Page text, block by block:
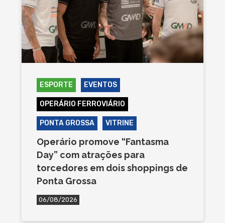
ESPORTE EVENTOS
OPERÁRIO FERROVIÁRIO
PONTA GROSSA VITRINE
Operário promove “Fantasma
Day” com atrações para
torcedores em dois shoppings de
Ponta Grossa
06/08/2026